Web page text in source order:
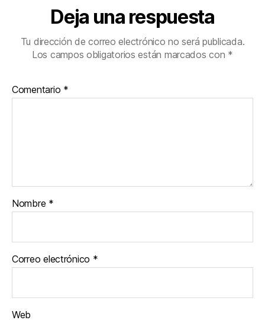
Deja una respuesta
Tu dirección de correo electrónico no será publicada.
Los campos obligatorios están marcados con *
Comentario *
Nombre *
Correo electrónico *
Web